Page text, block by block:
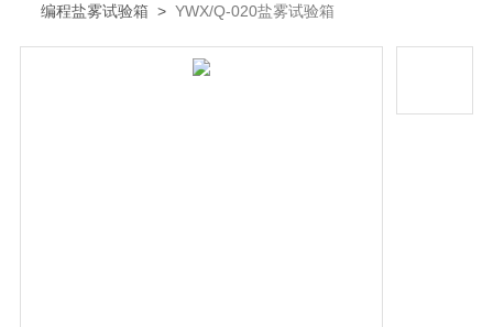
编程盐雾试验箱 >YWX/Q-020盐雾试验箱